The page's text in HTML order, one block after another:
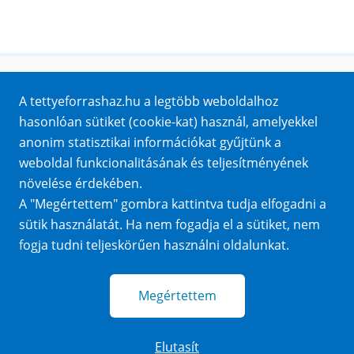
Impresszum
Sütik
Adatvédelem
Közérdekű adatok
A tettyeforrashaz.hu a legtöbb weboldalhoz
hasonlóan sütiket (cookie-kat) használ, amelyekkel
anonim statisztikai információkat gyűjtünk a
weboldal funkcionalitásának és teljesítményének
növelése érdekében.
A "Megértettem" gombra kattintva tudja elfogadni a
sütik használatát. Ha nem fogadja el a sütiket, nem
fogja tudni teljeskörűen használni oldalunkat.
Megértettem
Elutasít